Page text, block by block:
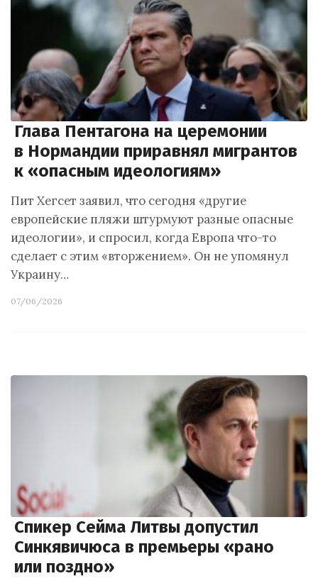
Глава Пентагона на церемонии
в Нормандии приравнял мигрантов
к «опасным идеологиям»
Пит Хегсет заявил, что сегодня «другие
европейские пляжи штурмуют разные опасные
идеологии», и спросил, когда Европа что-то
сделает с этим «вторжением». Он не упомянул
Украину…
07/06/2026
Спикер Сейма Литвы допустил
Синкявичюса в премьеры «рано
или поздно»